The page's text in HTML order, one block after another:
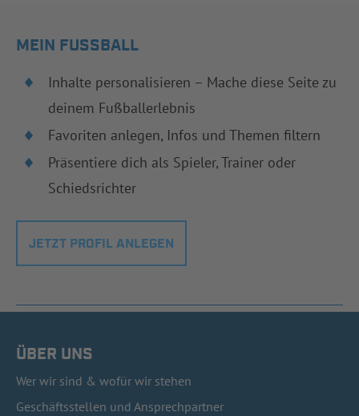
MEIN FUSSBALL
Inhalte personalisieren – Mache diese Seite zu
deinem Fußballerlebnis
Favoriten anlegen, Infos und Themen filtern
Präsentiere dich als Spieler, Trainer oder
Schiedsrichter
JETZT PROFIL ANLEGEN
ÜBER UNS
Wer wir sind & wofür wir stehen
Geschäftsstellen und Ansprechpartner